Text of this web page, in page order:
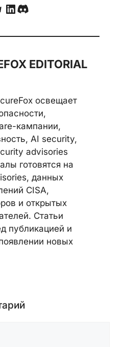
LinkedIn
Discord
EDITORIAL
освещает
кампании,
AI security,
advisories
готовятся на
данных
CISA,
и открытых
Статьи
публикацией и
новых